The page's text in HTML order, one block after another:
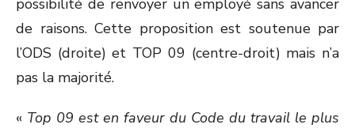
possibilité de renvoyer un employé sans avancer
de raisons. Cette proposition est soutenue par
l’ODS (droite) et TOP 09 (centre-droit) mais n’a
pas la majorité.
« Top 09 est en faveur du Code du travail le plus